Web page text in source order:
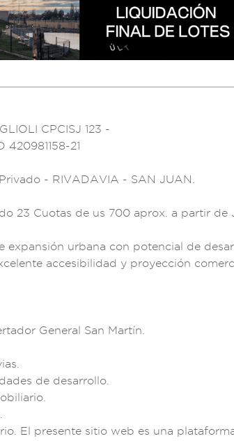
OLI CPCISJ 123 -
420981158-21
do - RIVADAVIA - SAN JUAN.
23 Cuotas de us 700 aprox. a partir de
expansión urbana con potencial de
accesibilidad y proyección
General San Martín.
de desarrollo.
El presente sitio web es una platafo